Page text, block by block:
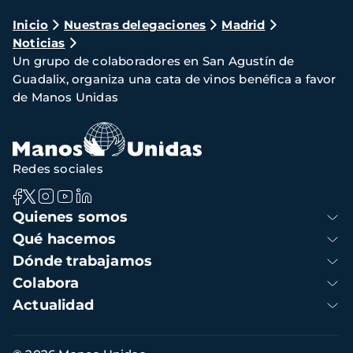
Ruta
de
navegación
Inicio Nuestras delegaciones
Madrid
Noticias
Un grupo de colaboradores en San Agustín de
Guadalix, organiza una cata de vinos benéfica a favor
de Manos Unidas
Navegación
principal
Quienes somos
Qué hacemos
Dónde trabajamos
Colabora
Actualidad
Redes sociales